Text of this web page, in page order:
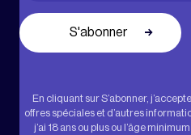
En cliquant sur S’abonner,
offres spéciales et d’autres
j’ai 18 ans ou plus ou l’âge